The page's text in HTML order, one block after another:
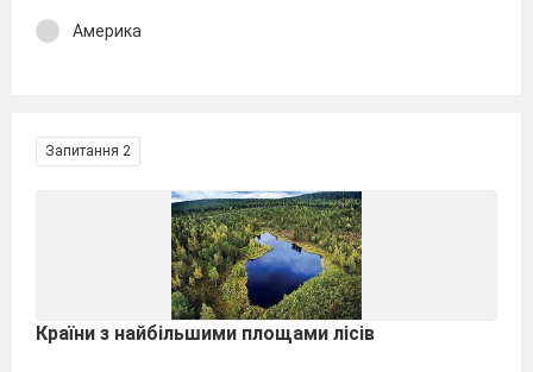
Америка
Запитання 2
Країни з найбільшими площами лісів